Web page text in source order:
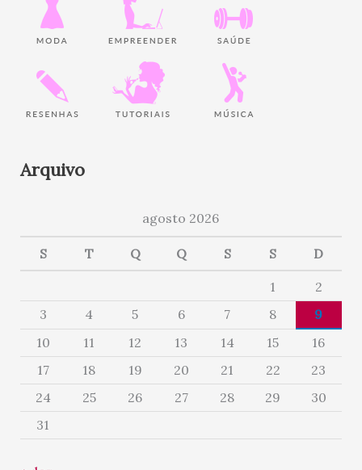
Arquivo
agosto 2026
S T Q Q S S D
1
2
3
4 5 6 7 8
9
10
11 12 13 14 15
16
17
18 19 20 21 22
23
24
25 26 27 28 29
30
31